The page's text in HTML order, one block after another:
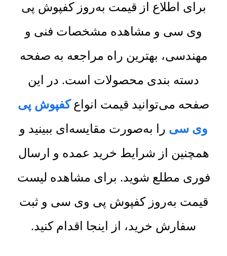
برای اطلاع از قیمت به‌روز کفپوش پی
وی سی و مشاهده مشخصات فنی و
مهندسی، بهترین راه مراجعه به صفحه
دسته بندی محصولات است. در این
صفحه می‌توانید قیمت انواعکفپوش پی
وی سی را به‌صورت مقایسه‌ای ببینید و
همچنین از شرایط خرید عمده و ارسال
فوری مطلع شوید. برای مشاهده لیست
قیمت به‌روز کفپوش پی وی سی و ثبت
سفارش خرید، از اینجا اقدام کنید.